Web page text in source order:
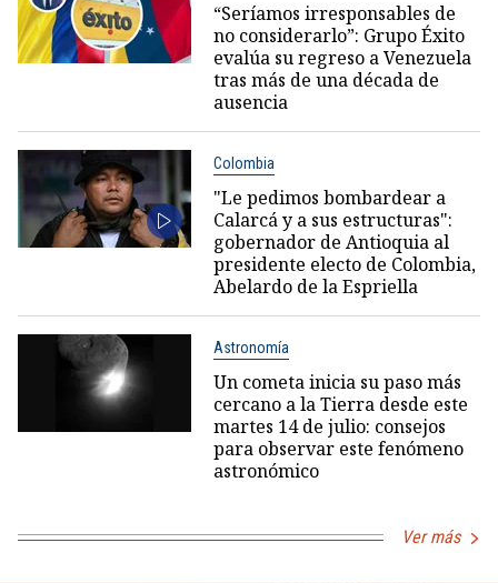
“Seríamos irresponsables de
no considerarlo”: Grupo Éxito
evalúa su regreso a Venezuela
tras más de una década de
ausencia
Colombia
"Le pedimos bombardear a
Calarcá y a sus estructuras":
gobernador de Antioquia al
presidente electo de Colombia,
Abelardo de la Espriella
Astronomía
Un cometa inicia su paso más
cercano a la Tierra desde este
martes 14 de julio: consejos
para observar este fenómeno
astronómico
Ver más